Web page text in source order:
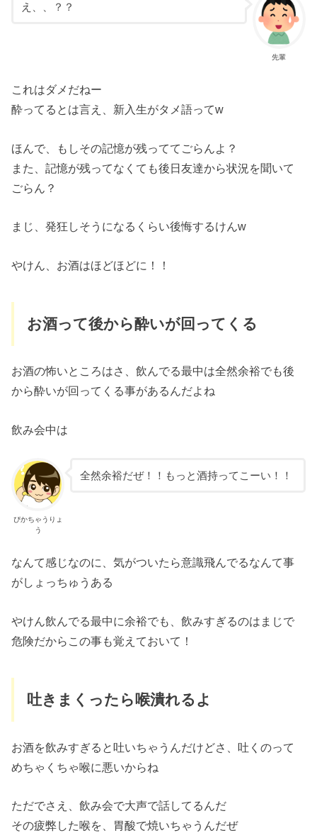
先輩
え、、？？
これはダメだねー
酔ってるとは言え、新入生がタメ語ってw
ほんで、もしその記憶が残っててごらんよ？
また、記憶が残ってなくても後日友達から状況を聞いて
ごらん？
まじ、発狂しそうになるくらい後悔するけんw
やけん、お酒はほどほどに！！
お酒って後から酔いが回ってくる
お酒の怖いところはさ、飲んでる最中は全然余裕でも後
から酔いが回ってくる事があるんだよね
飲み会中は
ぴかちゃうりょ
う
全然余裕だぜ！！もっと酒持ってこーい！！
なんて感じなのに、気がついたら意識飛んでるなんて事
がしょっちゅうある
やけん飲んでる最中に余裕でも、飲みすぎるのはまじで
危険だからこの事も覚えておいて！
吐きまくったら喉潰れるよ
お酒を飲みすぎると吐いちゃうんだけどさ、吐くのって
めちゃくちゃ喉に悪いからね
ただでさえ、飲み会で大声で話してるんだ
その疲弊した喉を、胃酸で焼いちゃうんだぜ